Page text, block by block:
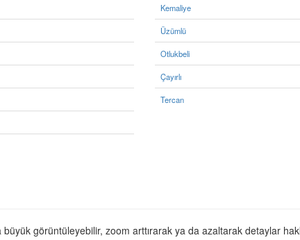
Kemaliye
Üzümlü
Otlukbeli
Çayırlı
Tercan
görüntüleyebilir, zoom arttırarak ya da azaltarak detaylar